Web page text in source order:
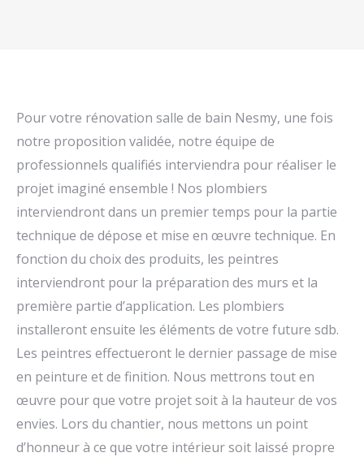
Pour votre rénovation salle de bain Nesmy, une fois
notre proposition validée, notre équipe de
professionnels qualifiés interviendra pour réaliser le
projet imaginé ensemble ! Nos plombiers
interviendront dans un premier temps pour la partie
technique de dépose et mise en œuvre technique. En
fonction du choix des produits, les peintres
interviendront pour la préparation des murs et la
première partie d’application. Les plombiers
installeront ensuite les éléments de votre future sdb.
Les peintres effectueront le dernier passage de mise
en peinture et de finition. Nous mettrons tout en
œuvre pour que votre projet soit à la hauteur de vos
envies. Lors du chantier, nous mettons un point
d’honneur à ce que votre intérieur soit laissé propre